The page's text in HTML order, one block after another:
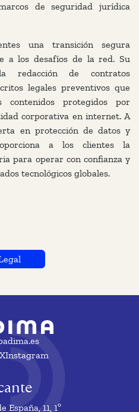
de seguridad jurídica
una transición segura
a los desafíos de la red. Su
redacción de contratos
legales preventivos que
contenidos protegidos por
corporativa en internet. A
en protección de datos y
a los clientes la
para operar con confianza y
tecnológicos globales.
XInstagram
España, 11, 1º